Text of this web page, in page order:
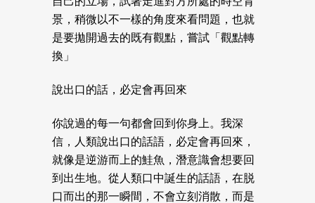
景，稍微以不一樣的角度來看問題，也就
是要拋開過去的既有觀點，嘗試「觀點轉
換」
說出口的話，必定會再回來
你說過的每一句都會回到你身上。我深
信，人類說出口的話語，必定會再回來，
就像是逆游而上的鮭魚，潛意識會想要回
到出生地。從人類口中誕生的話語，在脱
口而出的那一瞬間，不會立刻消散，而是